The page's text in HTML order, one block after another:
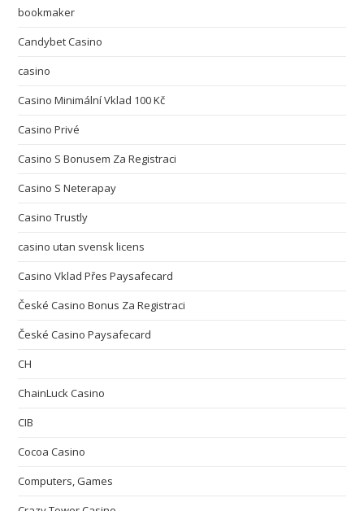
bookmaker
Candybet Casino
casino
Casino Minimální Vklad 100 Kč
Casino Privé
Casino S Bonusem Za Registraci
Casino S Neterapay
Casino Trustly
casino utan svensk licens
Casino Vklad Přes Paysafecard
České Casino Bonus Za Registraci
České Casino Paysafecard
CH
ChainLuck Casino
CIB
Cocoa Casino
Computers, Games